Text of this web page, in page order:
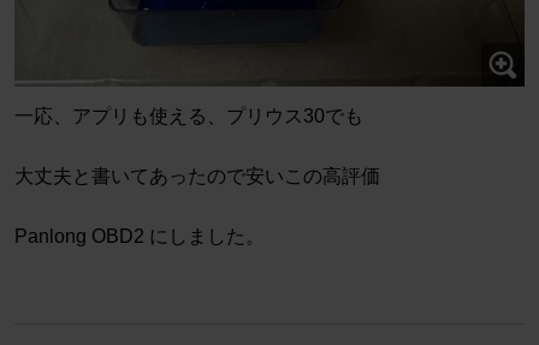
一応、アプリも使える、プリウス30でも
大丈夫と書いてあったので安いこの高評価
Panlong OBD2 にしました。